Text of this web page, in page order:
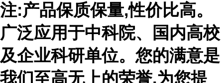
注:产品保质保量,性价比高。
广泛应用于中科院、国内高校
及企业科研单位。您的满意是
我们至高无上的荣誉,为您提